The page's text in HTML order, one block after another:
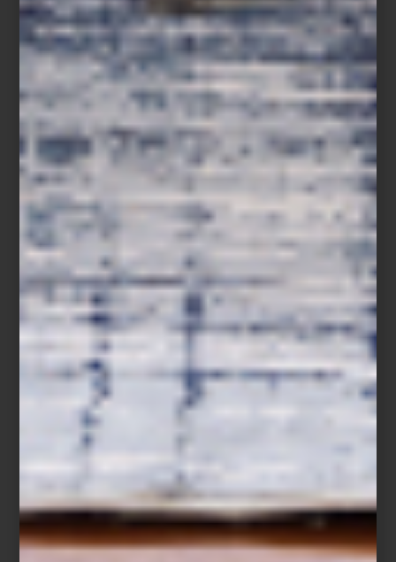
A estos se sumanLeo, el icónico animal print de la casa, y Zebra,
un contraste en blanco y negro que aporta dramatismo gráfico.
Cada pieza convierte la mesa en un escenario vibrante que
dolce vita y el legado artesanal italiano.